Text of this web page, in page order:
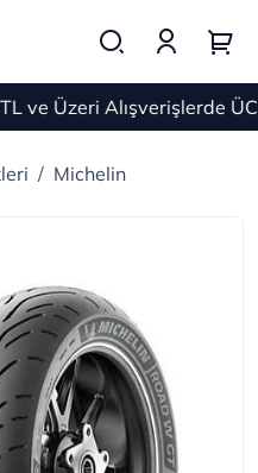
ve Üzeri Alışverişlerde
Michelin